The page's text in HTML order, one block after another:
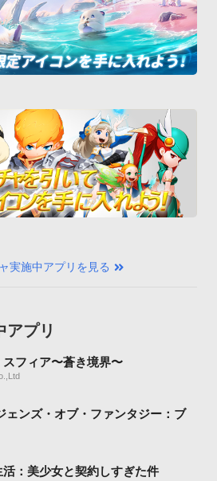
実施中アプリを見る
アプリ
フィア〜蒼き境界〜
ェンズ・オブ・ファンタジー：ブ
：美少女と契約しすぎた件